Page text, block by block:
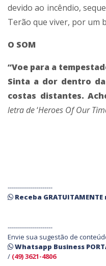
devido ao incêndio,
Terão que viver, por um
O SOM
“Voe para a
Sinta a dor dentro
costas distantes.
letra de‘Heroes Of Our
----------------------
Receba GRATUITAMENTE
----------------------
Envie sua sugestão de
Whatsapp Business
/ (49) 3621-4806